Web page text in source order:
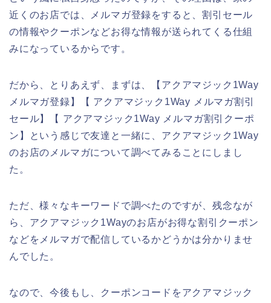
近くのお店では、メルマガ登録をすると、割引セール
の情報やクーポンなどお得な情報が送られてくる仕組
みになっているからです。
だから、とりあえず、まずは、【アクアマジック1Way
メルマガ登録】【 アクアマジック1Way メルマガ割引
セール】【 アクアマジック1Way メルマガ割引クーポ
ン】という感じで友達と一緒に、アクアマジック1Way
のお店のメルマガについて調べてみることにしまし
た。
ただ、様々なキーワードで調べたのですが、残念なが
ら、アクアマジック1Wayのお店がお得な割引クーポン
などをメルマガで配信しているかどうかは分かりませ
んでした。
なので、今後もし、クーポンコードをアクアマジック